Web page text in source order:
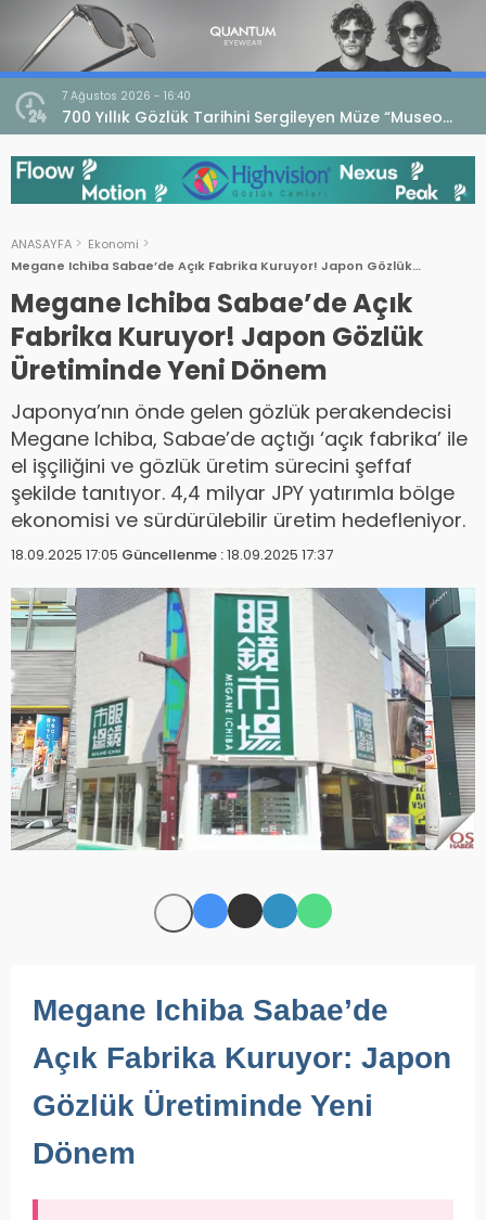
7 Ağustos 2026 - 16:40
700 Yıllık Gözlük Tarihini Sergileyen Müze “Museo
dell’Occhiale”
ANASAYFA
Ekonomi
Megane Ichiba Sabae’de Açık Fabrika Kuruyor! Japon Gözlük
Üretiminde Yeni Dönem
Megane Ichiba Sabae’de Açık
Fabrika Kuruyor! Japon Gözlük
Üretiminde Yeni Dönem
Japonya’nın önde gelen gözlük perakendecisi
Megane Ichiba, Sabae’de açtığı ‘açık fabrika’ ile
el işçiliğini ve gözlük üretim sürecini şeffaf
şekilde tanıtıyor. 4,4 milyar JPY yatırımla bölge
ekonomisi ve sürdürülebilir üretim hedefleniyor.
18.09.2025 17:05 Güncellenme :18.09.2025 17:37
Megane Ichiba Sabae’de
Açık Fabrika Kuruyor: Japon
Gözlük Üretiminde Yeni
Dönem